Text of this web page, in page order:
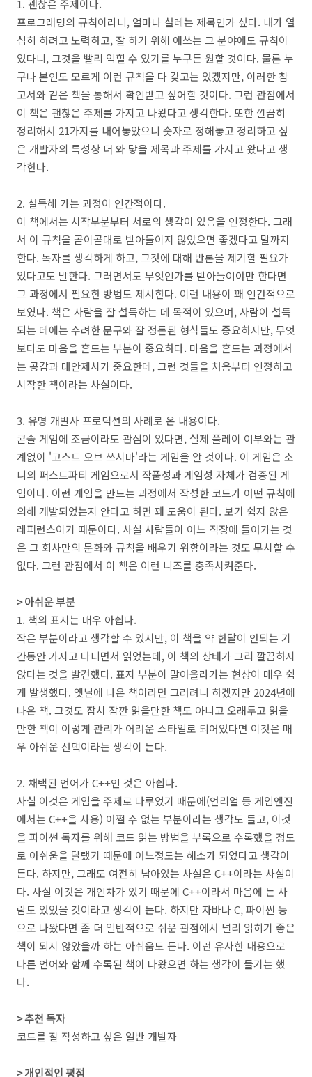
1. 괜찮은 주제이다.
프로그래밍의 규칙이라니, 얼마나 설레는 제목인가 싶다. 내가 열
심히 하려고 노력하고, 잘 하기 위해 애쓰는 그 분야에도 규칙이
있다니, 그것을 빨리 익힐 수 있기를 누구든 원할 것이다. 물론 누
구나 본인도 모르게 이런 규칙을 다 갖고는 있겠지만, 이러한 참
고서와 같은 책을 통해서 확인받고 싶어할 것이다. 그런 관점에서
이 책은 괜찮은 주제를 가지고 나왔다고 생각한다. 또한 깔끔히
정리해서 21가지를 내어놓았으니 숫자로 정해놓고 정리하고 싶
은 개발자의 특성상 더 와 닿을 제목과 주제를 가지고 왔다고 생
각한다.
2. 설득해 가는 과정이 인간적이다.
이 책에서는 시작부분부터 서로의 생각이 있음을 인정한다. 그래
서 이 규칙을 곧이곧대로 받아들이지 않았으면 좋겠다고 말까지
한다. 독자를 생각하게 하고, 그것에 대해 반론을 제기할 필요가
있다고도 말한다. 그러면서도 무엇인가를 받아들여야만 한다면
그 과정에서 필요한 방법도 제시한다. 이런 내용이 꽤 인간적으로
보였다. 책은 사람을 잘 설득하는 데 목적이 있으며, 사람이 설득
되는 데에는 수려한 문구와 잘 정돈된 형식들도 중요하지만, 무엇
보다도 마음을 흔드는 부분이 중요하다. 마음을 흔드는 과정에서
는 공감과 대안제시가 중요한데, 그런 것들을 처음부터 인정하고
시작한 책이라는 사실이다.
3. 유명 개발사 프로덕션의 사례로 온 내용이다.
콘솔 게임에 조금이라도 관심이 있다면, 실제 플레이 여부와는 관
계없이 '고스트 오브 쓰시마'라는 게임을 알 것이다. 이 게임은 소
니의 퍼스트파티 게임으로서 작품성과 게임성 자체가 검증된 게
임이다. 이런 게임을 만드는 과정에서 작성한 코드가 어떤 규칙에
의해 개발되었는지 안다고 하면 꽤 도움이 된다. 보기 쉽지 않은
레퍼런스이기 때문이다. 사실 사람들이 어느 직장에 들어가는 것
은 그 회사만의 문화와 규칙을 배우기 위함이라는 것도 무시할 수
없다. 그런 관점에서 이 책은 이런 니즈를 충족시켜준다.
> 아쉬운 부분
1. 책의 표지는 매우 아쉽다.
작은 부분이라고 생각할 수 있지만, 이 책을 약 한달이 안되는 기
간동안 가지고 다니면서 읽었는데, 이 책의 상태가 그리 깔끔하지
않다는 것을 발견했다. 표지 부분이 말아올라가는 현상이 매우 쉽
게 발생했다. 옛날에 나온 책이라면 그러려니 하겠지만 2024년에
나온 책. 그것도 잠시 잠깐 읽을만한 책도 아니고 오래두고 읽을
만한 책이 이렇게 관리가 어려운 스타일로 되어있다면 이것은 매
우 아쉬운 선택이라는 생각이 든다.
2. 채택된 언어가 C++인 것은 아쉽다.
사실 이것은 게임을 주제로 다루었기 때문에(언리얼 등 게임엔진
에서는 C++을 사용) 어쩔 수 없는 부분이라는 생각도 들고, 이것
을 파이썬 독자를 위해 코드 읽는 방법을 부록으로 수록했을 정도
로 아쉬움을 달랬기 때문에 어느정도는 해소가 되었다고 생각이
든다. 하지만, 그래도 여전히 남아있는 사실은 C++이라는 사실이
다. 사실 이것은 개인차가 있기 때문에 C++이라서 마음에 든 사
람도 있었을 것이라고 생각이 든다. 하지만 자바나 C, 파이썬 등
으로 나왔다면 좀 더 일반적으로 쉬운 관점에서 널리 읽히기 좋은
책이 되지 않았을까 하는 아쉬움도 든다. 이런 유사한 내용으로
다른 언어와 함께 수록된 책이 나왔으면 하는 생각이 들기는 했
다.
> 추천 독자
코드를 잘 작성하고 싶은 일반 개발자
> 개인적인 평점